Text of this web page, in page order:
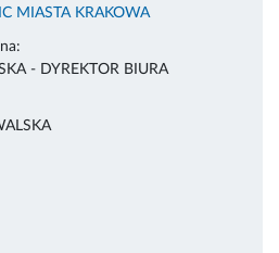
MIASTA KRAKOWA
- DYREKTOR BIURA